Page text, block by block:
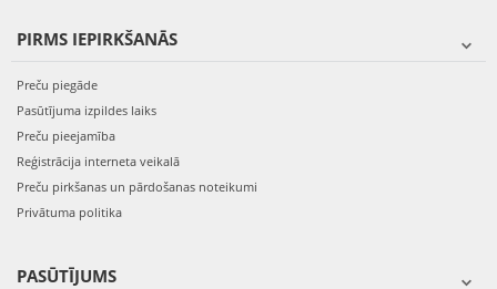
PIRMS IEPIRKŠANĀS
Preču piegāde
Pasūtījuma izpildes laiks
Preču pieejamība
Reģistrācija interneta veikalā
Preču pirkšanas un pārdošanas noteikumi
Privātuma politika
PASŪTĪJUMS